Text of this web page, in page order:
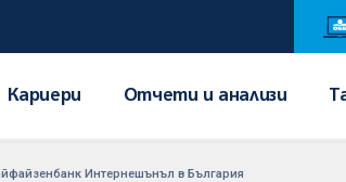
Кариери Отчети и анализи
Интернешънъл в България